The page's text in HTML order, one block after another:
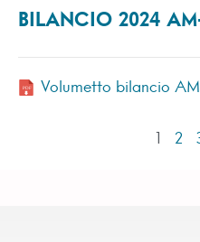
BILANCIO 2024
Volumetto bilancio
2